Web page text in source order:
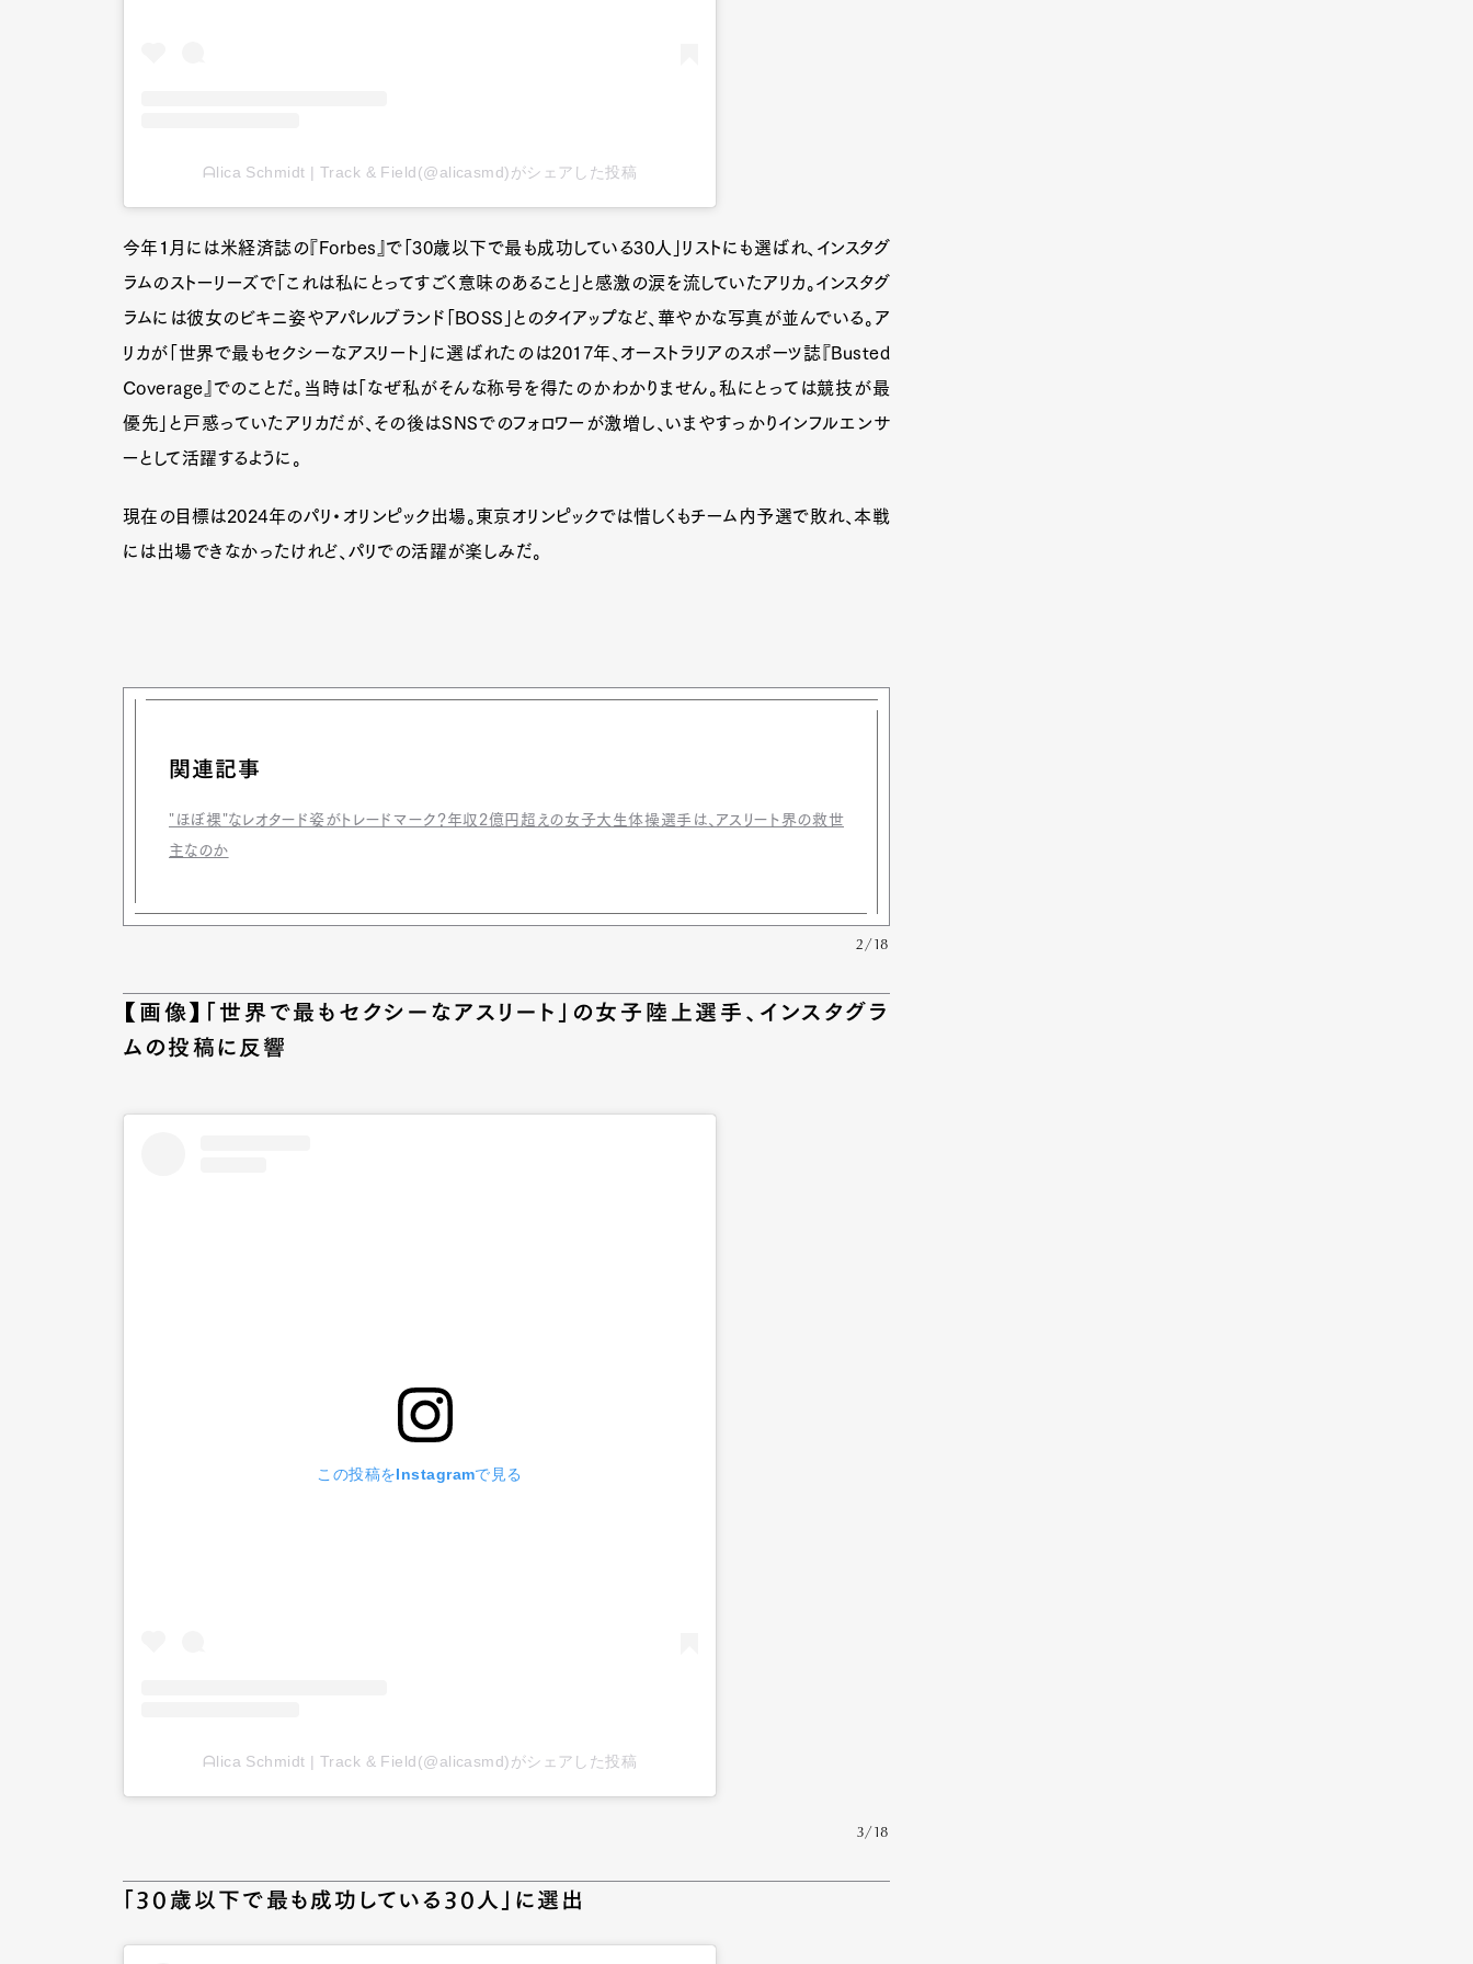
Art&Design Watch
Fashion
Gourmet
Cars Product
Culture
ᗩlica Ѕchmidt | Track & Field(@alicasmd)がシェアした投稿
今年１月には米経済誌の『Forbes』で「30歳以下で最も成功している30人」リストにも選ばれ、インスタグ
ラムのストーリーズで「これは私にとってすごく意味のあること」と感激の涙を流していたアリカ。インスタグ
ラムには彼女のビキニ姿やアパレルブランド「BOSS」とのタイアップなど、華やかな写真が並んでいる。ア
リカが「世界で最もセクシーなアスリート」に選ばれたのは2017年、オーストラリアのスポーツ誌『Busted
Coverage』でのことだ。当時は「なぜ私がそんな称号を得たのかわかりません。私にとっては競技が最
優先」と戸惑っていたアリカだが、その後はSNSでのフォロワーが激増し、いまやすっかりインフルエンサ
ーとして活躍するように。
現在の目標は2024年のパリ・オリンピック出場。東京オリンピックでは惜しくもチーム内予選で敗れ、本戦
には出場できなかったけれど、パリでの活躍が楽しみだ。
関連記事
"ほぼ裸"なレオタード姿がトレードマーク？年収2億円超えの女子大生体操選手は、アスリート界の救世
主なのか
2/18
【画像】「世界で最もセクシーなアスリート」の女子陸上選手、インスタグラ
ムの投稿に反響
この投稿をInstagramで見る
ᗩlica Ѕchmidt | Track & Field(@alicasmd)がシェアした投稿
3/18
「30歳以下で最も成功している30人」に選出